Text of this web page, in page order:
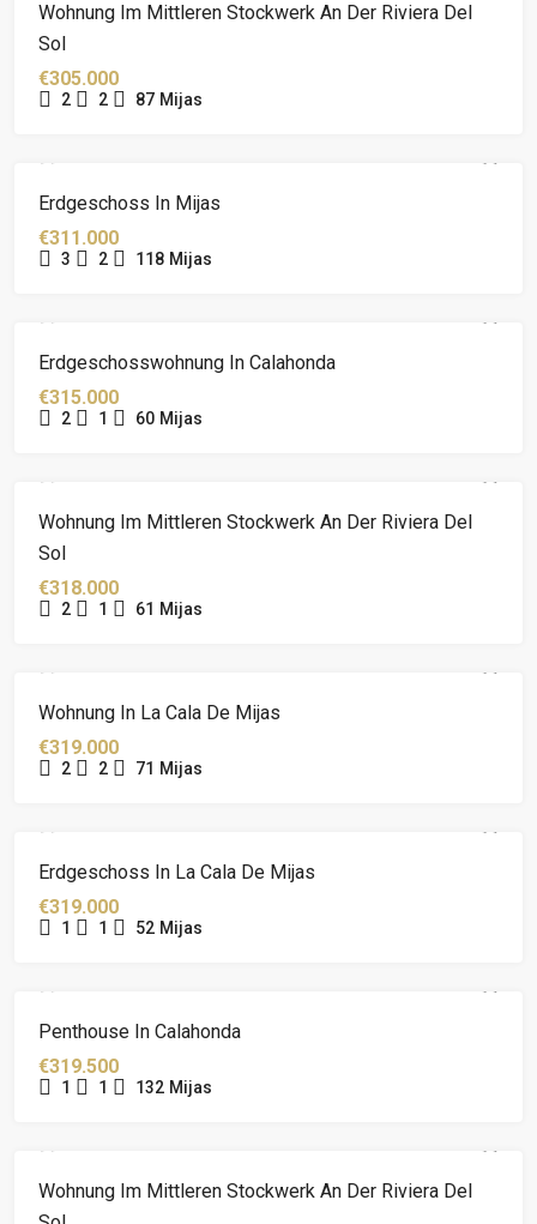
Wohnung Im Mittleren Stockwerk An Der Riviera Del
Sol
€305.000
2 2 87 Mijas
Erdgeschoss In Mijas
€311.000
3 2 118 Mijas
Erdgeschosswohnung In Calahonda
€315.000
2 1 60 Mijas
Wohnung Im Mittleren Stockwerk An Der Riviera Del
Sol
€318.000
2 1 61 Mijas
Wohnung In La Cala De Mijas
€319.000
2 2 71 Mijas
Erdgeschoss In La Cala De Mijas
€319.000
1 1 52 Mijas
Penthouse In Calahonda
€319.500
1 1 132 Mijas
Wohnung Im Mittleren Stockwerk An Der Riviera Del